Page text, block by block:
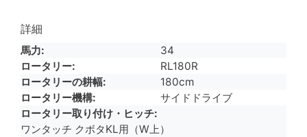
詳細
馬力
34
ロータリー
RL180R
ロータリーの耕幅
180cm
ロータリー機構
サイドドライブ
ロータリー取り付け・ヒッチ
ワンタッチ クボタKL用（W上）